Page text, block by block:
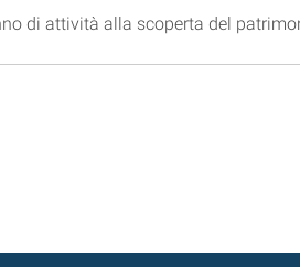
di attività alla scoperta del